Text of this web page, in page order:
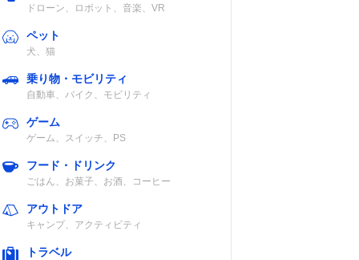
ドローン、ロボット、音楽、VR
ペット
犬、猫
乗り物・モビリティ
自動車、バイク、モビリティ
ゲーム
ゲーム、スイッチ、PS
フード・ドリンク
ごはん、お菓子、お酒、コーヒー
アウトドア
キャンプ、アクティビティ
トラベル